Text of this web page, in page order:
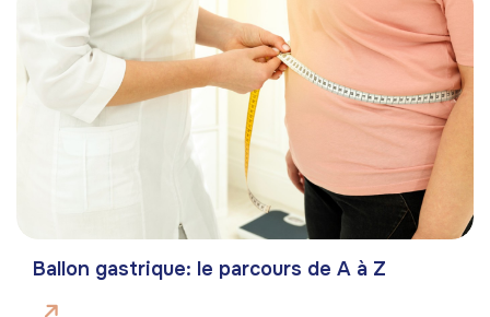
Ballon gastrique: le parcours de A à Z